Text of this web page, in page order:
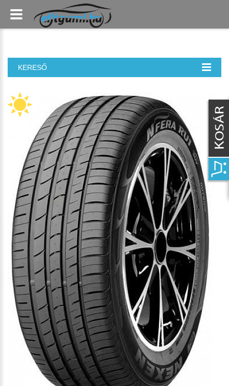
KERESŐ